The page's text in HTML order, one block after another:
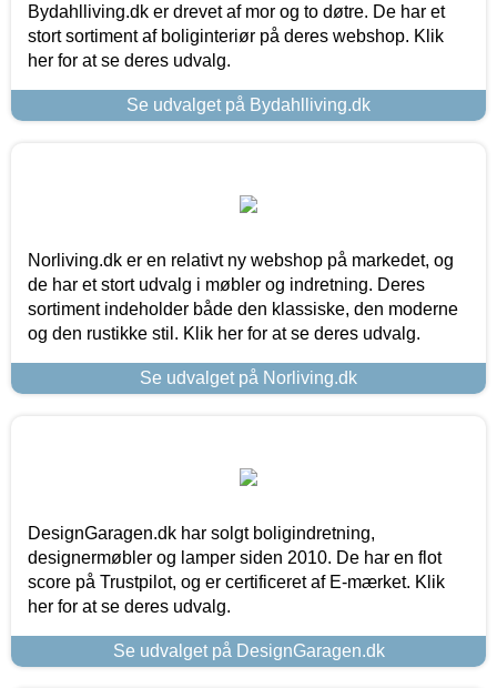
Bydahlliving.dk er drevet af mor og to døtre. De har et
stort sortiment af boliginteriør på deres webshop. Klik
her for at se deres udvalg.
Se udvalget på Bydahlliving.dk
Norliving.dk er en relativt ny webshop på markedet, og
de har et stort udvalg i møbler og indretning. Deres
sortiment indeholder både den klassiske, den moderne
og den rustikke stil. Klik her for at se deres udvalg.
Se udvalget på Norliving.dk
DesignGaragen.dk har solgt boligindretning,
designermøbler og lamper siden 2010. De har en flot
score på Trustpilot, og er certificeret af E-mærket. Klik
her for at se deres udvalg.
Se udvalget på DesignGaragen.dk